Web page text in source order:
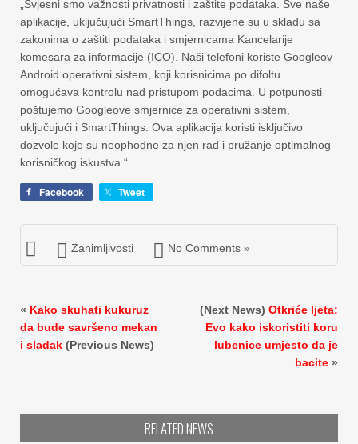
„Svjesni smo važnosti privatnosti i zaštite podataka. Sve naše
aplikacije, uključujući SmartThings, razvijene su u skladu sa
zakonima o zaštiti podataka i smjernicama Kancelarije
komesara za informacije (ICO). Naši telefoni koriste Googleov
Android operativni sistem, koji korisnicima po difoltu
omogućava kontrolu nad pristupom podacima. U potpunosti
poštujemo Googleove smjernice za operativni sistem,
uključujući i SmartThings. Ova aplikacija koristi isključivo
dozvole koje su neophodne za njen rad i pružanje optimalnog
korisničkog iskustva.“
Facebook Tweet
Zanimljivosti No Comments »
« Kako skuhati kukuruz
da bude savršeno mekan
i sladak (Previous News)
(Next News) Otkriće ljeta:
Evo kako iskoristiti koru
lubenice umjesto da je
bacite »
RELATED NEWS